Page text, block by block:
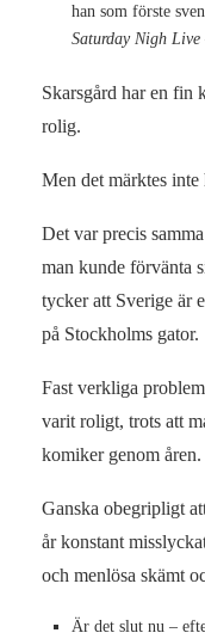
han som förste
Saturday Nigh Live
Skarsgård har en fin
rolig.
Men det märktes inte
Det var precis
man kunde förvänta
tycker att Sverige är
på Stockholms gator.
Fast verkliga
varit roligt, trots att
komiker genom åren.
Ganska obegripligt
år konstant
och menlösa skämt
Är det slut nu –